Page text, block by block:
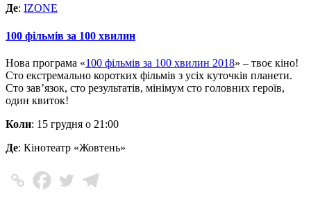
Де: IZONE
100 фільмів за 100 хвилин
Нова програма «100 фільмів за 100 хвилин 2018» – твоє кіно!
Сто екстремально коротких фільмів з усіх куточків планети.
Сто зав’язок, сто результатів, мінімум сто головних героїв,
один квиток!
Коли: 15 грудня о 21:00
Де: Кінотеатр «Жовтень»